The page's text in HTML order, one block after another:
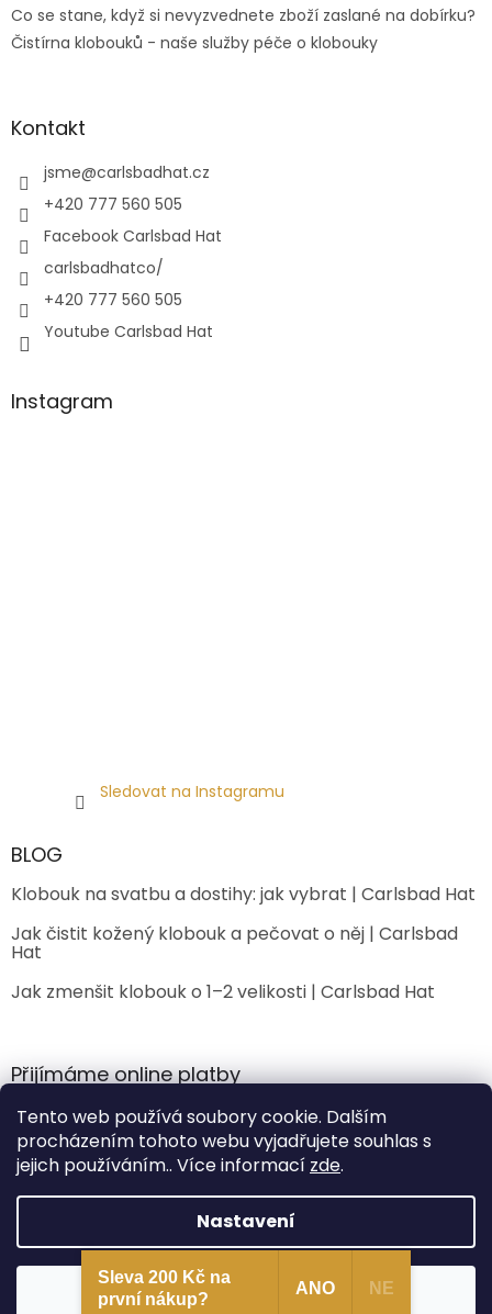
Tento web používá soubory cookie. Dalším
procházením tohoto webu vyjadřujete souhlas s
jejich používáním.. Více informací zde.
Nastavení
Souhlasím
Co se stane, když si nevyzvednete zboží zaslané na dobírku?
Čistírna klobouků - naše služby péče o klobouky
Kontakt
jsme@carlsbadhat.cz
+420 777 560 505
Facebook Carlsbad Hat
carlsbadhatco/
+420 777 560 505
Youtube Carlsbad Hat
Instagram
Sledovat na Instagramu
BLOG
Klobouk na svatbu a dostihy: jak vybrat | Carlsbad Hat
Jak čistit kožený klobouk a pečovat o něj | Carlsbad
Hat
Jak zmenšit klobouk o 1–2 velikosti | Carlsbad Hat
Přijímáme online platby
Vytvořil Shoptet Premium
Copyright 2026CarlsbadHat . Všechna práva vyhrazena.
Sleva 200 Kč na
první nákup?
ANO NE